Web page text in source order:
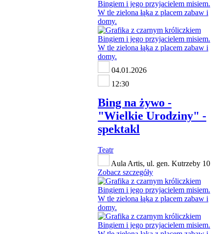
04.01.2026
12:30
Bing na żywo -
"Wielkie Urodziny" -
spektakl
Teatr
Aula Artis, ul. gen. Kutrzeby 10
Zobacz szczegóły